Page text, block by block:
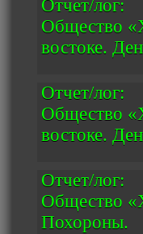
Отчет/лог:
Общество
востоке.
Отчет/лог:
Общество
востоке.
Отчет/лог:
Общество
Похороны.